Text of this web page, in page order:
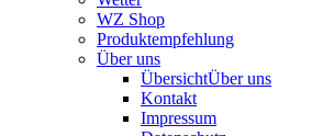
WZ Shop
Produktempfehlung
Über uns
ÜbersichtÜber uns
Kontakt
Impressum